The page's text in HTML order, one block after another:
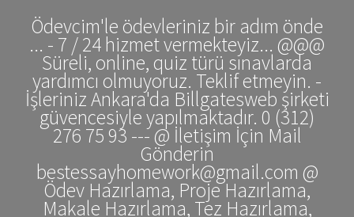
Ödevcim'le ödevleriniz bir adım önde
... - 7 / 24 hizmet vermekteyiz... @@@
Süreli, online, quiz türü sınavlarda
yardımcı olmuyoruz. Teklif etmeyin. -
İşleriniz Ankara'da Billgatesweb şirketi
güvencesiyle yapılmaktadır. 0 (312)
276 75 93 --- @ İletişim İçin Mail
Gönderin
bestessayhomework@gmail.com @
Ödev Hazırlama, Proje Hazırlama,
Makale Hazırlama, Tez Hazırlama,